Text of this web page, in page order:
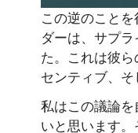
この逆のこと
ダーは、サプ
た。これは彼
センティブ、そ
私はこの議論を
いと思います